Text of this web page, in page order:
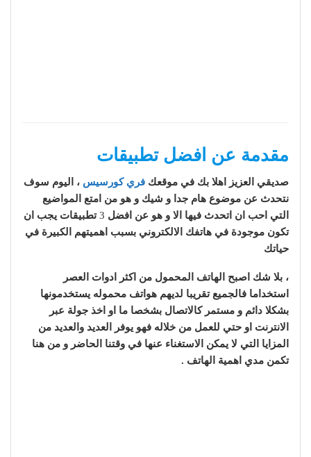
مقدمة عن افضل تطبيقات
صديقي العزيز اهلا بك في موقعك فري كورسيس ، اليوم سوف
نتحدث عن موضوع هام جدا و شيك و هو من امتع المواضيع
التي احب ان اتحدث فيها الا و هو عن افضل 3تطبيقات يجب ان
تكون موجودة في هاتفك الالكتروني بسبب اهميتهم الكبيرة في
حياتك
، بلا شك اصبح الهاتف المحمول من اكثر ادوات العصر
استخداما فالجميع تقريبا لديهم هواتف محموله يستخدمونها
بشكلا دائم و مستمر كالاتصال بشخصا ما او اخذ جولة عبر
الانترنت او حتي للعمل من خلاله فهو يوفر العديد والعديد من
المزايا التي لا يمكن الاستغناء عنها في وقتنا الحاضر و من هنا
تكمن مدي اهمية الهاتف .